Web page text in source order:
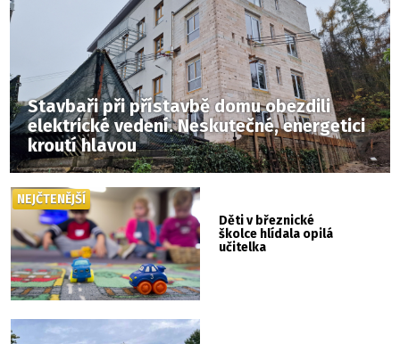
Stavbaři při přístavbě domu obezdili
elektrické vedení. Neskutečné, energetici
kroutí hlavou
Děti v březnické
školce hlídala opilá
učitelka
NEJČTENĚJŠÍ